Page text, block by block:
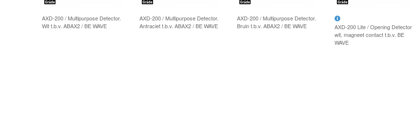
AXD-200 / Multipurpose Detector.
Wit t.b.v. ABAX2 / BE WAVE
AXD-200 / Multipurpose Detector.
Antraciet t.b.v. ABAX2 / BE WAVE
AXD-200 / Multipurpose Detector.
Bruin t.b.v. ABAX2 / BE WAVE
AXD-200 Lite / Opening Detector
wit, magneet contact t.b.v. BE
WAVE